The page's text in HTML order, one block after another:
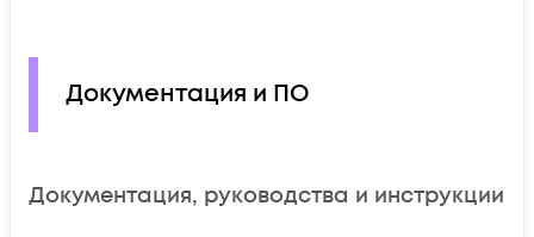
Документация и ПО
Документация, руководства и инструкции